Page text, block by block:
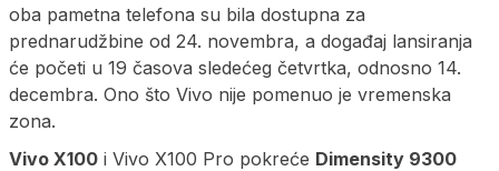
oba pametna telefona su bila dostupna za
prednarudžbine od 24. novembra, a događaj lansiranja
će početi u 19 časova sledećeg četvrtka, odnosno 14.
decembra. Ono što Vivo nije pomenuo je vremenska
zona.
Vivo X100 i Vivo X100 Pro pokreće Dimensity 9300